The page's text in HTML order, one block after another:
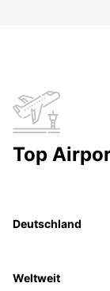
Top
Deutschland
Weltweit